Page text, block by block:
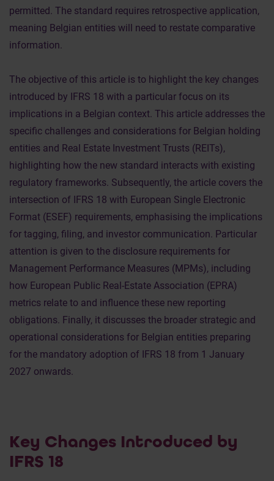
permitted. The standard requires retrospective application,
meaning Belgian entities will need to restate comparative
information.
The objective of this article is to highlight the key changes
introduced by IFRS 18 with a particular focus on its
implications in a Belgian context. This article addresses the
specific challenges and considerations for Belgian holding
entities and Real Estate Investment Trusts (REITs),
highlighting how the new standard interacts with existing
regulatory frameworks. Subsequently, the article covers the
intersection of IFRS 18 with European Single Electronic
Format (ESEF) requirements, emphasising the implications
for tagging, filing, and investor communication. Particular
attention is given to the disclosure requirements for
Management Performance Measures (MPMs), including
how European Public Real-Estate Association (EPRA)
metrics relate to and influence these new reporting
obligations. Finally, it discusses the broader strategic and
operational considerations for Belgian entities preparing
for the mandatory adoption of IFRS 18 from 1 January
2027 onwards.
Key Changes Introduced by
IFRS 18